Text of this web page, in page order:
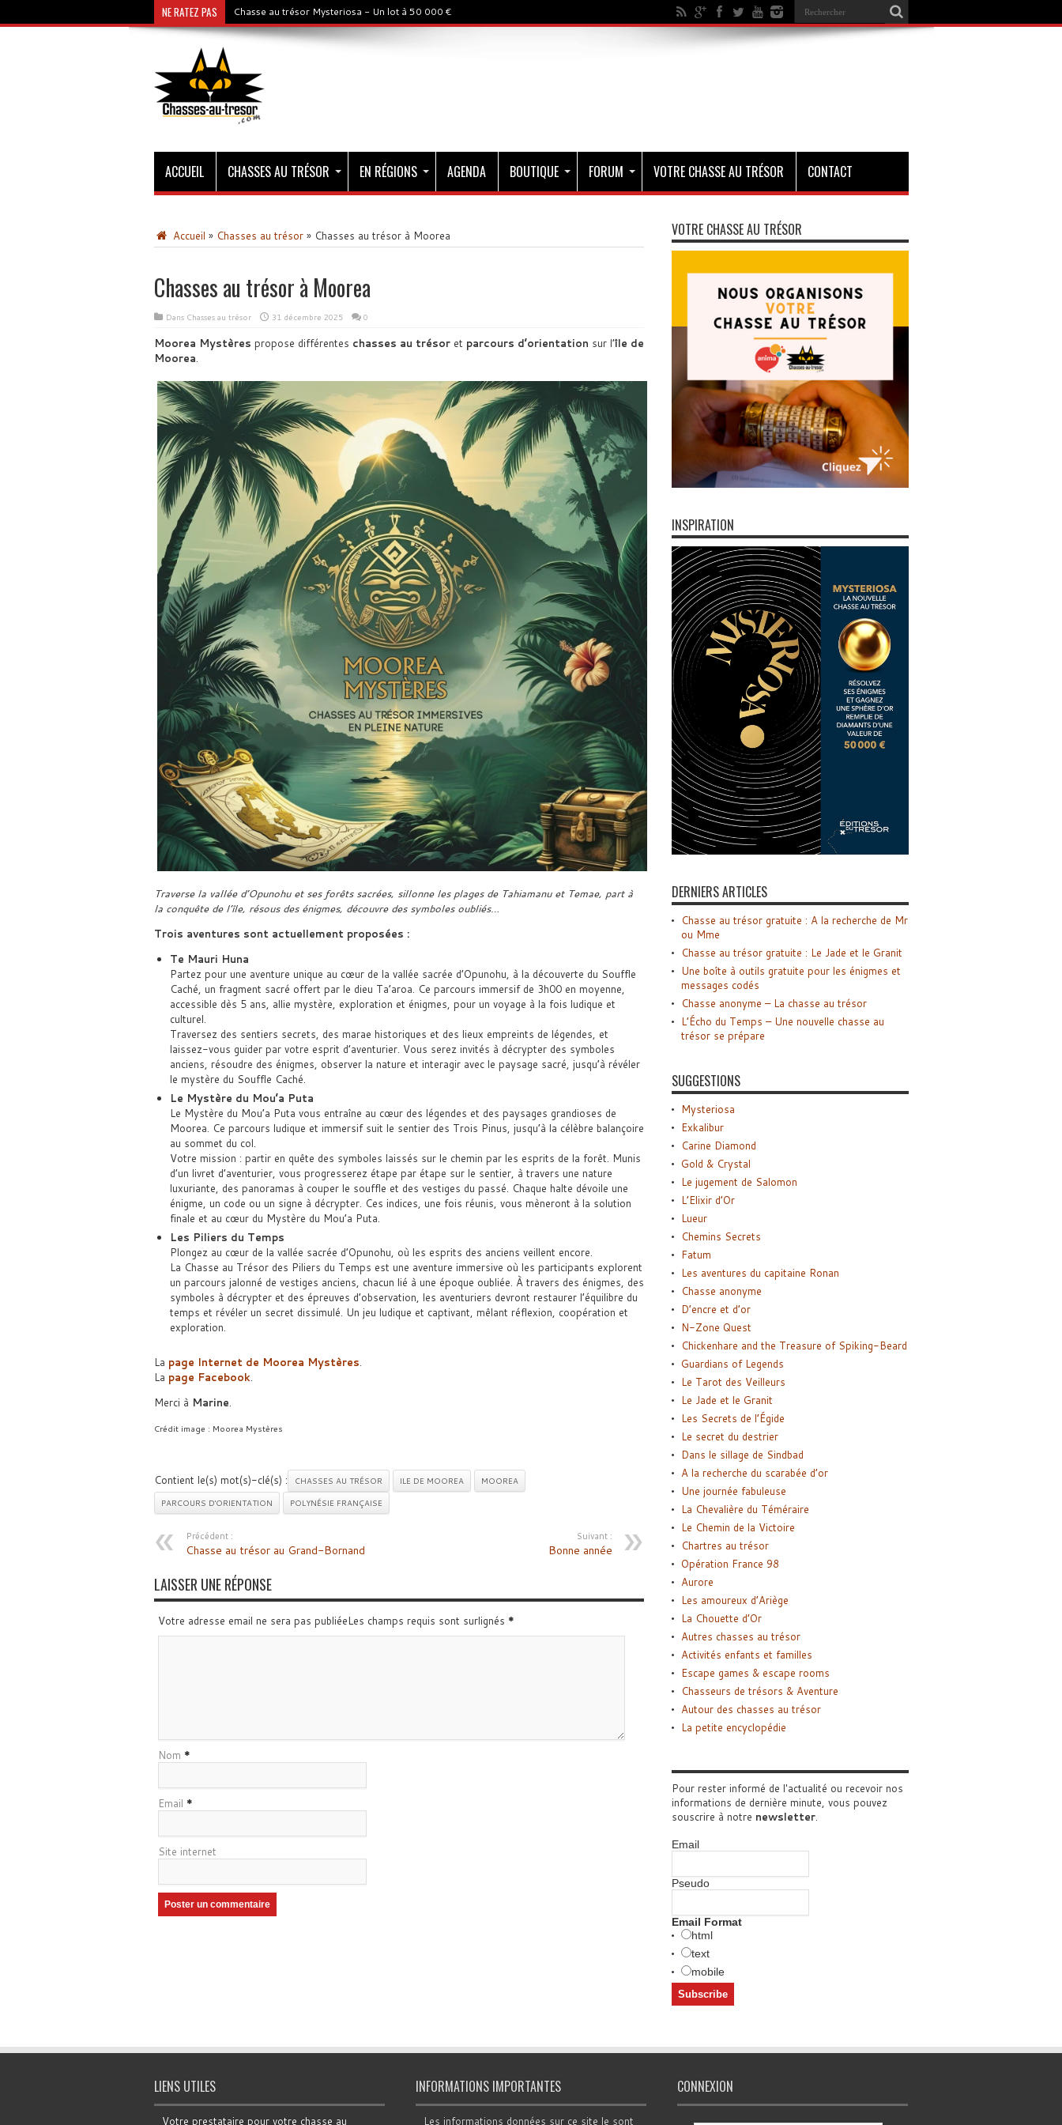
NE RATEZ PAS Chasse au trésor Mysteriosa - Un lot à 50 000 €
ACCUEIL CHASSES AU TRÉSOR EN RÉGIONS AGENDA BOUTIQUE FORUM VOTRE CHASSE AU TRÉSOR CONTACT
Accueil » Chasses au trésor » Chasses au trésor à Moorea
Chasses au trésor à Moorea
Dans Chasses au trésor 31 décembre 2025 0
Moorea Mystères propose différentes chasses au trésoret parcours d’orientation sur l’île de
Moorea.
Traverse la vallée d’Opunohu et ses forêts sacrées, sillonne les plages de Tahiamanu et Temae, part à
la conquête de l’île, résous des énigmes, découvre des symboles oubliés…
Trois aventures sont actuellement proposées :
Te Mauri Huna
Partez pour une aventure unique au cœur de la vallée sacrée d’Opunohu, à la découverte du Souffle
Caché, un fragment sacré offert par le dieu Ta’aroa. Ce parcours immersif de 3h00 en moyenne,
accessible dès 5 ans, allie mystère, exploration et énigmes, pour un voyage à la fois ludique et
culturel.
Traversez des sentiers secrets, des marae historiques et des lieux empreints de légendes, et
laissez-vous guider par votre esprit d’aventurier. Vous serez invités à décrypter des symboles
anciens, résoudre des énigmes, observer la nature et interagir avec le paysage sacré, jusqu’à révéler
le mystère du Souffle Caché.
Le Mystère du Mou’a Puta
Le Mystère du Mou’a Puta vous entraîne au cœur des légendes et des paysages grandioses de
Moorea. Ce parcours ludique et immersif suit le sentier des Trois Pinus, jusqu’à la célèbre balançoire
au sommet du col.
Votre mission : partir en quête des symboles laissés sur le chemin par les esprits de la forêt. Munis
d’un livret d’aventurier, vous progresserez étape par étape sur le sentier, à travers une nature
luxuriante, des panoramas à couper le souffle et des vestiges du passé. Chaque halte dévoile une
énigme, un code ou un signe à décrypter. Ces indices, une fois réunis, vous mèneront à la solution
finale et au cœur du Mystère du Mou’a Puta.
Les Piliers du Temps
Plongez au cœur de la vallée sacrée d’Opunohu, où les esprits des anciens veillent encore.
La Chasse au Trésor des Piliers du Temps est une aventure immersive où les participants explorent
un parcours jalonné de vestiges anciens, chacun lié à une époque oubliée. À travers des énigmes, des
symboles à décrypter et des épreuves d’observation, les aventuriers devront restaurer l’équilibre du
temps et révéler un secret dissimulé. Un jeu ludique et captivant, mêlant réflexion, coopération et
exploration.
La page Internet de Moorea Mystères.
La page Facebook.
Merci à Marine.
Crédit image : Moorea Mystères
Contient le(s) mot(s)-clé(s) : CHASSES AU TRÉSOR ILE DE MOOREA
MOOREA
PARCOURS D'ORIENTATION
POLYNÉSIE FRANÇAISE
Précédent :
Chasse au trésor au Grand-Bornand
Suivant :
Bonne année
LAISSER UNE RÉPONSE
Votre adresse email ne sera pas publiéeLes champs requis sont surlignés *
Nom *
Email *
Site internet
VOTRE CHASSE AU TRÉSOR
INSPIRATION
DERNIERS ARTICLES
Chasse au trésor gratuite : A la recherche de Mr
ou Mme
Chasse au trésor gratuite : Le Jade et le Granit
Une boîte à outils gratuite pour les énigmes et
messages codés
Chasse anonyme – La chasse au trésor
L’Écho du Temps – Une nouvelle chasse au
trésor se prépare
SUGGESTIONS
Mysteriosa
Exkalibur
Carine Diamond
Gold & Crystal
Le jugement de Salomon
L’Elixir d’Or
Lueur
Chemins Secrets
Fatum
Les aventures du capitaine Ronan
Chasse anonyme
D’encre et d’or
N-Zone Quest
Chickenhare and the Treasure of Spiking-Beard
Guardians of Legends
Le Tarot des Veilleurs
Le Jade et le Granit
Les Secrets de l’Égide
Le secret du destrier
Dans le sillage de Sindbad
A la recherche du scarabée d’or
Une journée fabuleuse
La Chevalière du Téméraire
Le Chemin de la Victoire
Chartres au trésor
Opération France 98
Aurore
Les amoureux d’Ariège
La Chouette d’Or
Autres chasses au trésor
Activités enfants et familles
Escape games & escape rooms
Chasseurs de trésors & Aventure
Autour des chasses au trésor
La petite encyclopédie
Pour rester informé de l'actualité ou recevoir nos
informations de dernière minute, vous pouvez
souscrire à notre newsletter.
Email
Pseudo
Email Format
html
text
mobile
LIENS UTILES
Votre prestataire pour votre chasse au
INFORMATIONS IMPORTANTES
Les informations données sur ce site le sont
CONNEXION